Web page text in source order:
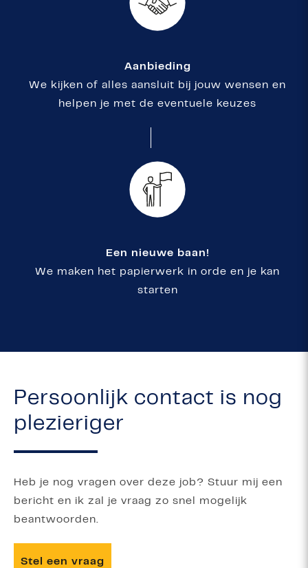
Aanbieding
We kijken of alles aansluit bij jouw wensen en
helpen je met de eventuele keuzes
Een nieuwe baan!
We maken het papierwerk in orde en je kan
starten
Persoonlijk contact is nog
plezieriger
Heb je nog vragen over deze job? Stuur mij een
bericht en ik zal je vraag zo snel mogelijk
beantwoorden.
Stel een vraag